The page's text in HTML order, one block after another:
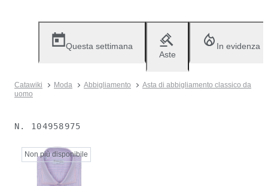
Questa settimana
Aste
In evidenza
Catawiki Moda Abbigliamento
Asta di abbigliamento classico da
uomo
N. 104958975
Non più disponibile